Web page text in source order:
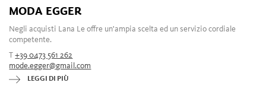
MODA EGGER
Negli acquisti Lana Le offre un'ampia scelta ed un servizio cordiale
competente.
T+39 0473 561 262
mode.egger@gmail.com
LEGGI DI PIÙ